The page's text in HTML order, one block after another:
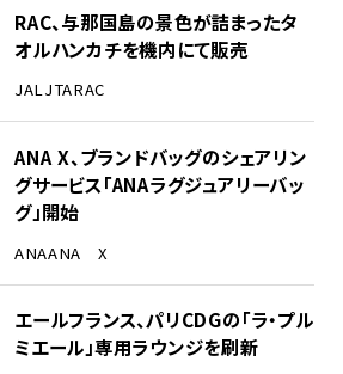
RAC、与那国島の景色が詰まったタ
オルハンカチを機内にて販売
JALJTARAC
ANA X、ブランドバッグのシェアリン
グサービス「ANAラグジュアリーバッ
グ」開始
ANAANA X
エールフランス、パリCDGの「ラ・プル
ミエール」専用ラウンジを刷新